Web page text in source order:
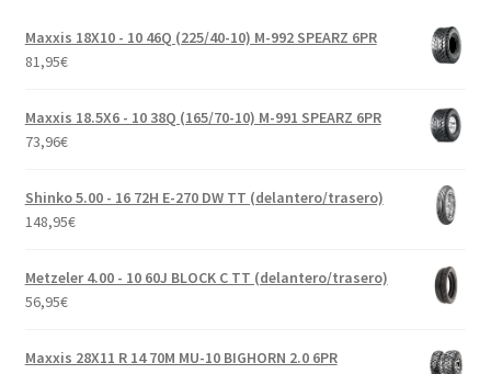
Maxxis 18X10 - 10 46Q (225/40-10) M-992 SPEARZ 6PR
81,95€
Maxxis 18.5X6 - 10 38Q (165/70-10) M-991 SPEARZ 6PR
73,96€
Shinko 5.00 - 16 72H E-270 DW TT (delantero/trasero)
148,95€
Metzeler 4.00 - 10 60J BLOCK C TT (delantero/trasero)
56,95€
Maxxis 28X11 R 14 70M MU-10 BIGHORN 2.0 6PR